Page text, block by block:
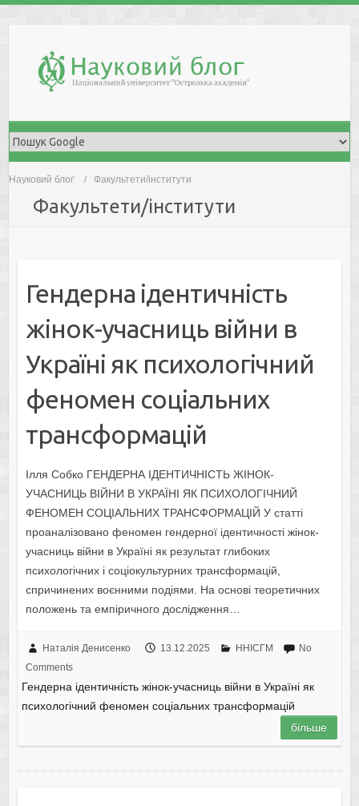
Науковий блоґ Факультети/інститути
Факультети/інститути
Гендерна ідентичність
жінок-учасниць війни в
Україні як психологічний
феномен соціальних
трансформацій
Ілля Собко ГЕНДЕРНА ІДЕНТИЧНІСТЬ ЖІНОК-
УЧАСНИЦЬ ВІЙНИ В УКРАЇНІ ЯК ПСИХОЛОГІЧНИЙ
ФЕНОМЕН СОЦІАЛЬНИХ ТРАНСФОРМАЦІЙ У статті
проаналізовано феномен гендерної ідентичності жінок-
учасниць війни в Україні як результат глибоких
психологічних і соціокультурних трансформацій,
спричинених воєнними подіями. На основі теоретичних
положень та емпіричного дослідження…
Наталія Денисенко 13.12.2025 ННІСГМ
No
Comments
Гендерна ідентичність жінок-учасниць війни в Україні як
психологічний феномен соціальних трансформацій
більше